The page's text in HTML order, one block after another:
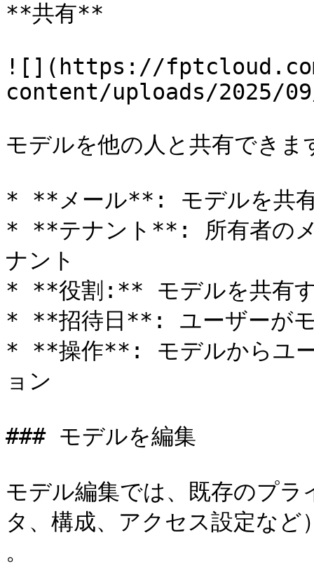
**共有**
![](https://
content/uploads/2025/
モデルを他の人と共有できま
* **メール**: モデルを共有
* **テナント**: 所有者のメ
ナント
* **役割:** モデルを共有す
* **招待日**: ユーザーがモ
* **操作**: モデルからユー
ョン
### モデルを編集
モデル編集では、既存のプ
タ、構成、アクセス設定など
。